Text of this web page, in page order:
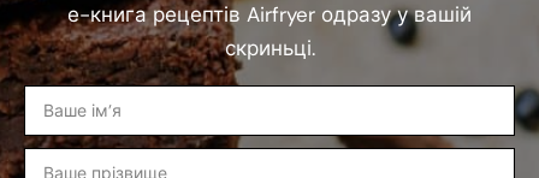
е-книга рецептів Airfryer одразу у вашій
скриньці.